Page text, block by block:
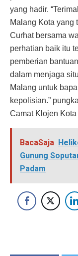
yang hadir.
Malang Kota yang
Curhat bersama
perhatian baik itu
pemberian
dalam menjaga
Malang untuk
kepolisian.”
Camat Klojen Kota
BacaSaja
Gunung
Padam